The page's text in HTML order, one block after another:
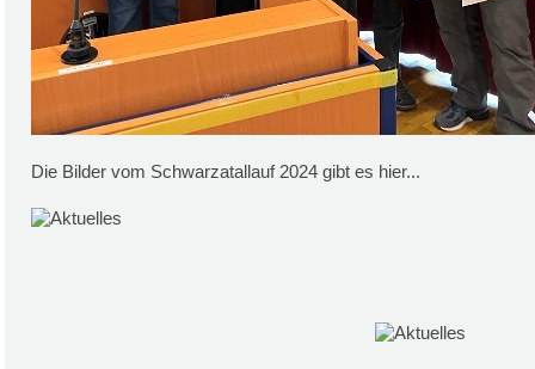
Die Bilder vom Schwarzatallauf 2024 gibt es hier...